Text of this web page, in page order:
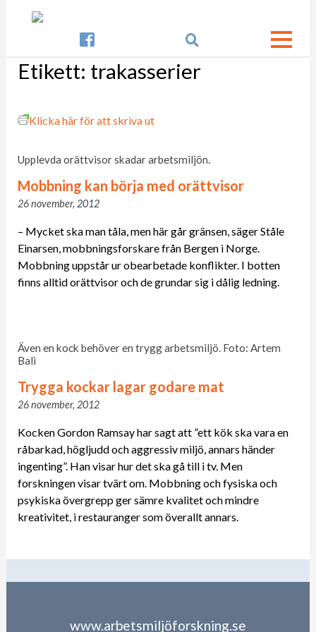

Etikett: trakasserier
Klicka här för att skriva ut
Upplevda orättvisor skadar arbetsmiljön.
Mobbning kan börja med orättvisor
26 november, 2012
– Mycket ska man tåla, men här går gränsen, säger Ståle
Einarsen, mobbningsforskare från Bergen i Norge.
Mobbning uppstår ur obearbetade konflikter. I botten
finns alltid orättvisor och de grundar sig i dålig ledning.
Även en kock behöver en trygg arbetsmiljö. Foto: Artem
Bali
Trygga kockar lagar godare mat
26 november, 2012
Kocken Gordon Ramsay har sagt att ”ett kök ska vara en
råbarkad, högljudd och aggressiv miljö, annars händer
ingenting”. Han visar hur det ska gå till i tv. Men
forskningen visar tvärt om. Mobbning och fysiska och
psykiska övergrepp ger sämre kvalitet och mindre
kreativitet, i restauranger som överallt annars.
www.arbetsmiljöforskning.se